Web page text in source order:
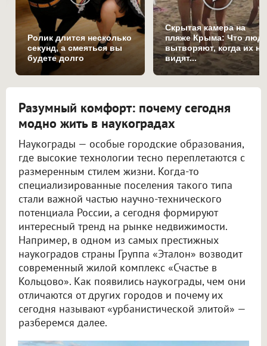
Ролик длится несколько
секунд, а смеяться вы
будете долго
Скрытая камера на
пляже Крыма: Что
вытворяют, когда их не
видят...
Разумный комфорт: почему сегодня
модно жить в наукоградах
Наукограды — особые городские образования,
где высокие технологии тесно переплетаются с
размеренным стилем жизни. Когда-то
специализированные поселения такого типа
стали важной частью научно-технического
потенциала России, а сегодня формируют
интересный тренд на рынке недвижимости.
Например, в одном из самых престижных
наукоградов страны Группа «Эталон» возводит
современный жилой комплекс «Счастье в
Кольцово». Как появились наукограды, чем они
отличаются от других городов и почему их
сегодня называют «урбанистической элитой» —
разберемся далее.